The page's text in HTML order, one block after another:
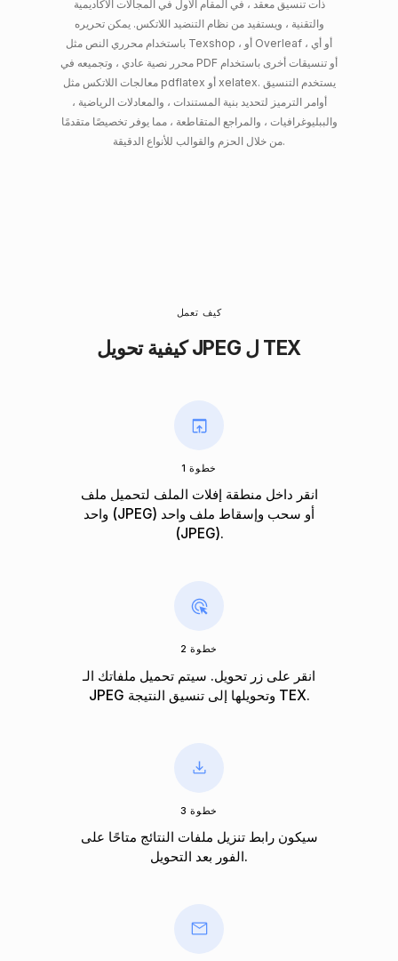
ذات تنسيق معقد ، في المقام الأول في المجالات الأكاديمية
والتقنية ، ويستفيد من نظام التنضيد اللاتكس. يمكن تحريره
باستخدام محرري النص مثل Texshop ، أو Overleaf ، أو أي
محرر نصية عادي ، وتجميعه في PDF أو تنسيقات أخرى باستخدام
معالجات اللاتكس مثل pdflatex أو xelatex. يستخدم التنسيق
أوامر الترميز لتحديد بنية المستندات ، والمعادلات الرياضية ،
والببليوغرافيات ، والمراجع المتقاطعة ، مما يوفر تخصيصًا متقدمًا
من خلال الحزم والقوالب للأنواع الدقيقة.
كيف تعمل
كيفية تحويل JPEG ل TEX
خطوة 1
انقر داخل منطقة إفلات الملف لتحميل ملف
واحد (JPEG) أو سحب وإسقاط ملف واحد
(JPEG).
خطوة 2
انقر على زر تحويل. سيتم تحميل ملفاتك الـ
JPEG وتحويلها إلى تنسيق النتيجة TEX.
خطوة 3
سيكون رابط تنزيل ملفات النتائج متاحًا على
الفور بعد التحويل.